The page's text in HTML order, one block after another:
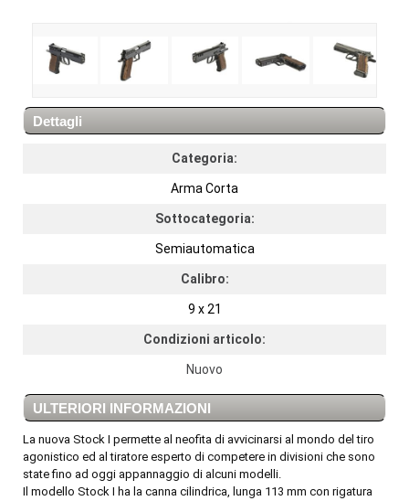
Dettagli
Categoria:
Arma Corta
Sottocategoria:
Semiautomatica
Calibro:
9 x 21
Condizioni articolo:
Nuovo
ULTERIORI INFORMAZIONI
La nuova Stock I permette al neofita di avvicinarsi al mondo del tiro
agonistico ed al tiratore esperto di competere in divisioni che sono
state fino ad oggi appannaggio di alcuni modelli.
Il modello Stock I ha la canna cilindrica, lunga 113 mm con rigatura